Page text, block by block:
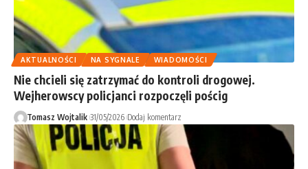
AKTUALNOŚCI NA SYGNALE WIADOMOŚCI
Nie chcieli się zatrzymać do kontroli drogowej.
Wejherowscy policjanci rozpoczęli pościg
Tomasz Wojtalik 31/05/2026 Dodaj komentarz